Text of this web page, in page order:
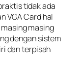
tidak ada
VGA Card hal
masing
dengan sistem
dan terpisah